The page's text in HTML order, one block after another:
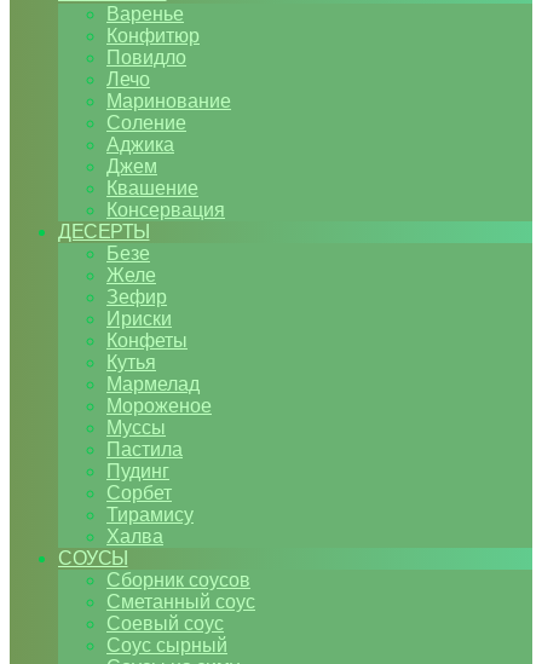
Варенье
Конфитюр
Повидло
Лечо
Маринование
Соление
Аджика
Джем
Квашение
Консервация
ДЕСЕРТЫ
Безе
Желе
Зефир
Ириски
Конфеты
Кутья
Мармелад
Мороженое
Муссы
Пастила
Пудинг
Сорбет
Тирамису
Халва
СОУСЫ
Сборник соусов
Сметанный соус
Соевый соус
Соус сырный